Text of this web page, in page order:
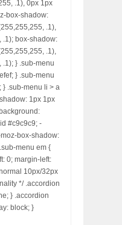
.1), 0px 1px
box-shadow:
.1),
.1); box-shadow:
.1),
} .sub-menu
} .sub-menu
} .sub-menu li > a
1px 1px
#c9c9c9; -
box-shadow:
menu em {
0; margin-left:
10px/32px
*/ .accordion
} .accordion
block; }